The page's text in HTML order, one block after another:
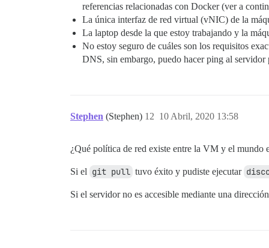
referencias relacionadas con Docker (ver a
La única interfaz de red virtual (vNIC) de la
La laptop desde la que estoy trabajando y la
No estoy seguro de cuáles son los requisitos
DNS, sin embargo, puedo hacer ping al
Stephen (Stephen) 10 Abril, 2020 13:58
12
¿Qué política de red existe entre la VM y el mundo
Si el git pull tuvo éxito y pudiste ejecutar
Si el servidor no es accesible mediante una